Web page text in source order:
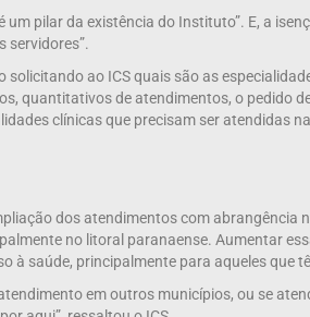
um pilar da existência do Instituto”. E, a
servidores”.
solicitando ao ICS quais são as
quantitativos de atendimentos, o pedido
clínicas que precisam ser atendidas
dos atendimentos com abrangência
no litoral paranaense. Aumentar
à saúde, principalmente para aqueles que
em outros municípios, ou se